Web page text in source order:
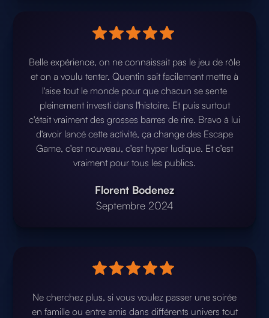
Belle expérience, on ne connaissait pas le jeu de rôle
et on a voulu tenter. Quentin sait facilement mettre à
l'aise tout le monde pour que chacun se sente
pleinement investi dans l'histoire. Et puis surtout
c'était vraiment des grosses barres de rire. Bravo à lui
d'avoir lancé cette activité, ça change des Escape
Game, c'est nouveau, c'est hyper ludique. Et c'est
vraiment pour tous les publics.
Florent Bodenez
Septembre 2024
Ne cherchez plus, si vous voulez passer une soirée
en famille ou entre amis dans différents univers tout